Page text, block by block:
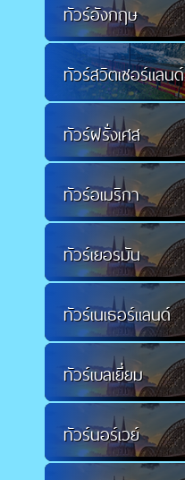
ทัวร์อังกฤษ
ทัวร์สวิตเซอร์แลนด์
ทัวร์ฝรั่งเศส
ทัวร์อเมริกา
ทัวร์เยอรมัน
ทัวร์เนเธอร์แลนด์
ทัวร์เบลเยี่ยม
ทัวร์นอร์เวย์